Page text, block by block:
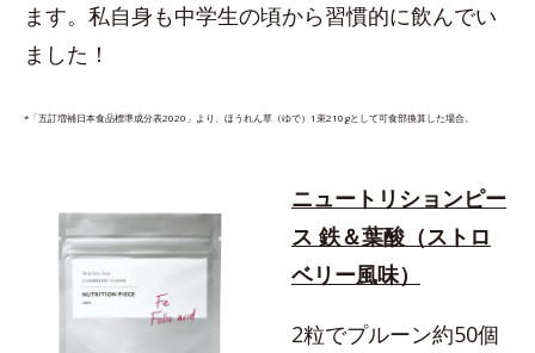
ます。私自身も中学生の頃から習慣的に飲んでい
ました！
*「五訂増補日本食品標準成分表2020」より、ほうれん草（ゆで）1束210gとして可食部換算した場合。
ニュートリションピー
ス 鉄＆葉酸（ストロ
ベリー風味）
2粒でプルーン約50個